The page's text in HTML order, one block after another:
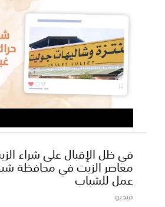
في ظل الإقبال على شراء
معاصر الزيت في محافظة
عمل للشباب
فيديو